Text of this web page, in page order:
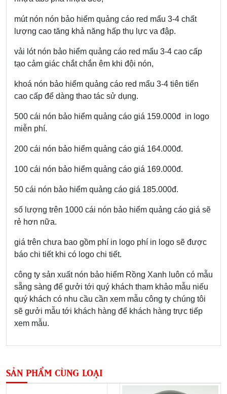
mút nón nón bảo hiểm quảng cáo red mẩu 3-4 chất
lượng cao tăng khả năng hấp thụ lực va đập.
vải lót nón bảo hiểm quảng cáo red mẩu 3-4 cao cấp
tạo cảm giác chắt chắn êm khi đội nón,
khoá nón bảo hiểm quảng cáo red mẩu 3-4 tiên tiến
cao cấp để dàng thao tác sử dụng.
500 cái nón bảo hiểm quảng cáo giá 159.000đ in logo
miễn phí.
200 cái nón bảo hiểm quảng cáo giá 164.000đ.
100 cái nón bảo hiểm quảng cáo giá 169.000đ.
50 cái nón bảo hiểm quảng cáo giá 185.000đ.
số lượng trên 1000 cái nón bảo hiểm quảng cáo giá sẽ
rẻ hơn nữa.
giá trên chưa bao gồm phí in logo phí in logo sẽ được
báo chi tiết khi có logo chi tiết.
công ty sản xuất nón bảo hiểm Rồng Xanh luôn có mẫu
sẵng sàng để gưởi tới quý khách tham khảo mẫu niếu
quý khách có nhu cầu cần xem mẫu công ty chúng tôi
sẽ gưởi mẫu tới khách hàng để khách hàng trực tiếp
xem mẫu.
SẢN PHẨM CÙNG LOẠI